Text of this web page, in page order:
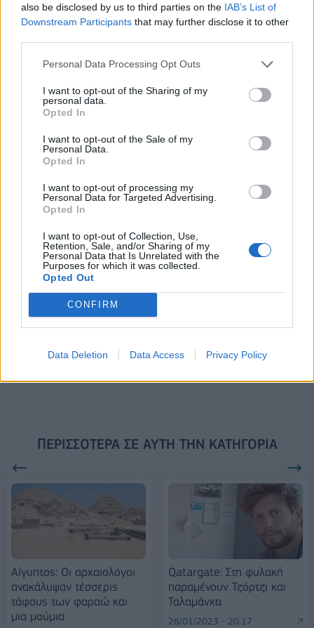
also be disclosed by us to third parties on the IAB’s List of
Downstream Participants that may further disclose it to other
Personal Data Processing Opt Outs
I want to opt-out of the Sharing of my
personal data.
Opted In
I want to opt-out of the Sale of my
Personal Data.
Opted In
I want to opt-out of processing my
Personal Data for Targeted Advertising.
Opted In
I want to opt-out of Collection, Use,
Retention, Sale, and/or Sharing of my
Personal Data that Is Unrelated with the
Purposes for which it was collected.
Opted Out
CONFIRM
Data Deletion Data Access Privacy Policy
Ελληνική Αναπτυξιακή Τράπεζα:
ανοίγει δρόμο για δάνεια έως 5
Υπ. Μεταφορών: Οριστική λύση
κυκλοφορίας - Τέλος στις
Η Chery επενδύει 75 εκατ. δολάρια στην KG Mobility
Το FIAT 500 Hybrid τώρα από
18.990 ευρώ
Ατρόμητος και Novibet
συνεχίζουν μαζί: Ανανέωση της
18η συνεχόμενη χρονιά για τον ΟΤΕ στη διεθνή σειρά δεικτών
FTSE4Good
Alpha Bank: Για πρώτη φορά το Αρχαίο Θέατρο Επιδαύρου άνοιξε τις
πύλες του σε όλους
ΠΕΡΙΣΣΌΤΕΡΑ ΣΕ ΑΥΤΉ ΤΗΝ ΚΑΤΗΓΟΡΊΑ
Αίγυπτος: Οι αρχαιολόγοι
ανακάλυψαν τέσσερις
τάφους των φαραώ και
μια μούμια
Qatargate: Στη φυλακή
παραμένουν Τζόρτζι και
Ταλαμάνκα
26/01/2023 - 20:17